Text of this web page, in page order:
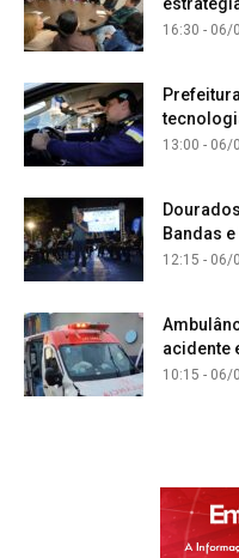
16:30 - 06/
13:00 - 06/
Bandas
12:15 - 06/
acidente
10:15 - 06/